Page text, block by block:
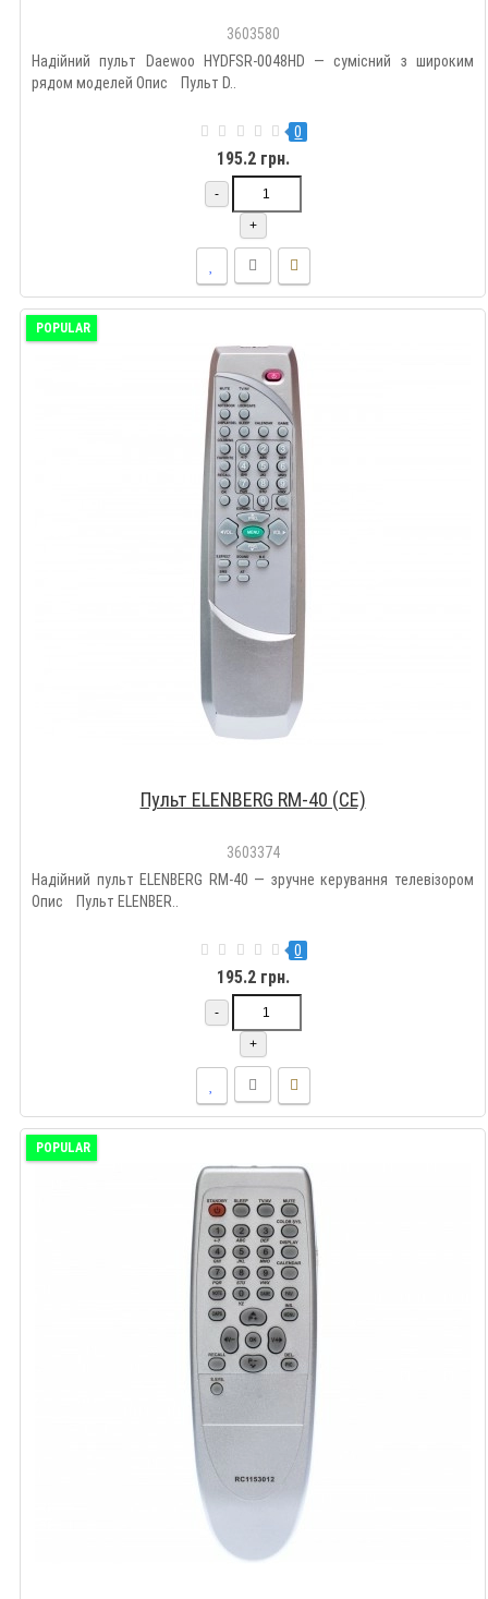
3603580
Надійний пульт Daewoo HYDFSR-0048HD — сумісний з широким
рядом моделей Опис Пульт D..
0
195.2 грн.
-
+
POPULAR
Пульт ELENBERG RM-40 (CE)
3603374
Надійний пульт ELENBERG RM-40 — зручне керування телевізором
Опис Пульт ELENBER..
0
195.2 грн.
-
+
POPULAR